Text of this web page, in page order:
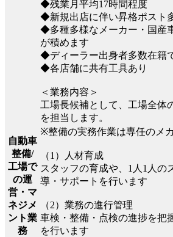
自動車
整備/
工場で
の運
営・マ
ネジメ
ント業
務
◆残業月平均17時間程度
◆新規出店に伴い昇格ポスト
◆多種多様なメーカー・国産
が積めます
◆ディーラー出身者多数在籍
◆各店舗に共有工具あり
＜業務内容＞
工場長候補として、工場全体
を担当します。
※整備の実務作業は専任のメ
（1）人材育成
スタッフの育成や、1人1人の
導・サポートを行います
（2）業務の進行管理
車検・整備・点検の進捗を把
を行います